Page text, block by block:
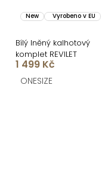
New Vyrobeno v EU
Bílý lněný kalhotový
komplet REVILET
1 499 Kč
ONESIZE